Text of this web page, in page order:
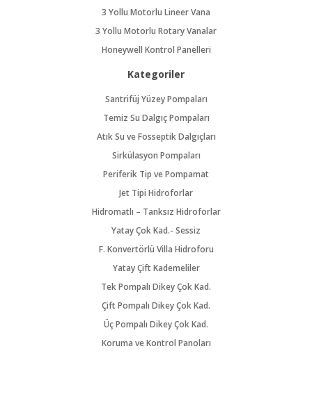
3 Yollu Motorlu Lineer Vana
3 Yollu Motorlu Rotary Vanalar
Honeywell Kontrol Panelleri
Kategoriler
Santrifüj Yüzey Pompaları
Temiz Su Dalgıç Pompaları
Atık Su ve Fosseptik Dalgıçları
Sirkülasyon Pompaları
Periferik Tip ve Pompamat
Jet Tipi Hidroforlar
Hidromatlı – Tanksız Hidroforlar
Yatay Çok Kad.- Sessiz
F. Konvertörlü Villa Hidroforu
Yatay Çift Kademeliler
Tek Pompalı Dikey Çok Kad.
Çift Pompalı Dikey Çok Kad.
Üç Pompalı Dikey Çok Kad.
Koruma ve Kontrol Panoları